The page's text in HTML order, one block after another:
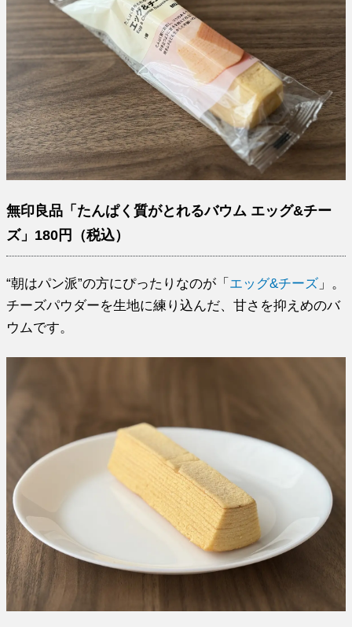
無印良品「たんぱく質がとれるバウム エッグ&チー
ズ」180円（税込）
“朝はパン派”の方にぴったりなのが「 エッグ&チーズ 」。
チーズパウダーを生地に練り込んだ、甘さを抑えめのバ
ウムです。